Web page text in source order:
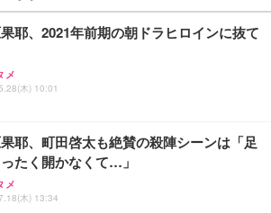
オフィスチェア デスクチェア 疲れない テレ
チェア 強化バックレスト 30度ロッキング機
間工学 椅子 腰サポート 90度跳ね上げ式アーム
PCチェア 通気性メッシュ ゲーミング/勉強/事
しゃれ パソコンチェア (ブラック)
オフィスチェア デスクチェア 疲れない テレ
チェア 強化バックレスト 30度ロッキング機
工学 椅子 腰サポート 90度跳ね上げ式アーム
品】27"ゲーミングモニター DualSense 充電
付き（CFI-ZDM1J）
済み品】Dell E2724HS 27インチ 液晶モニタ
HD（1920×1080）VA 非光沢 HDMI/DisplayP
スピーカー内蔵 高さ調整 スイベル VESA対
ルーライフ ネオ・オムツ L 中型犬用 26枚入
Basic(スマートベーシック) 【Amazon.co.jp
Smart Basic アイリスオーヤマ ペットシーツ
お徳用 ワイド 100枚入 (x 1) (ケース販売)
耶、2021年前期の朝ドラヒロインに抜て
メ
木) 10:01
耶、町田啓太も絶賛の殺陣シーンは「足
たく開かなくて…」
メ
木) 13:34